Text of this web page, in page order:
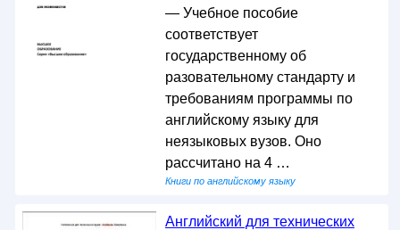
— Учебное пособие
соответствует
государственному об
разовательному стандарту и
требованиям программы по
английскому языку для
неязыковых вузов. Оно
рассчитано на 4 …
Книги по английскому языку
Английский для технических